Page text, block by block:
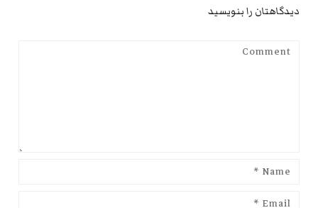
دیدگاهتان را بنویسید